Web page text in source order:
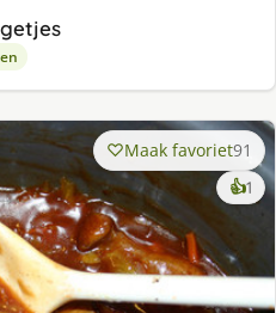
Maak favoriet91
👍1